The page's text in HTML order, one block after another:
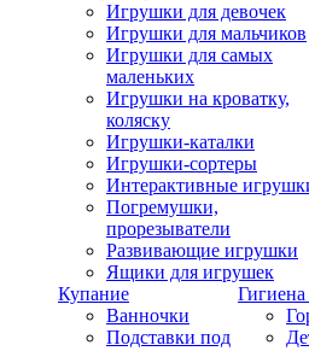
Игрушки для девочек
Игрушки для мальчиков
Игрушки для самых
маленьких
Игрушки на кроватку,
коляску
Игрушки-каталки
Игрушки-сортеры
Интерактивные
Погремушки,
прорезыватели
Развивающие игрушки
Ящики для игрушек
Купание
Ванночки
Подставки под